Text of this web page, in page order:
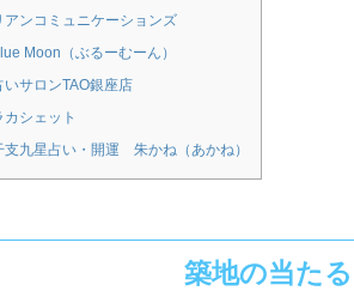
アンコミュニケーションズ
Moon（ぶるーむーん）
いサロンTAO銀座店
カシェット
支九星占い・開運 朱かね（あかね）
築地の当た